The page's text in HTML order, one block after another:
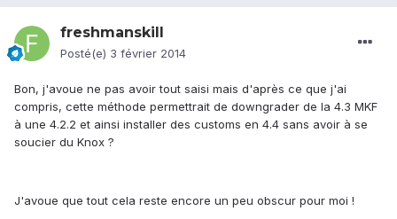
freshmanskill
Posté(e) 3 février 2014
Bon, j'avoue ne pas avoir tout saisi mais d'après ce que j'ai
compris, cette méthode permettrait de downgrader de la 4.3 MKF
à une 4.2.2 et ainsi installer des customs en 4.4 sans avoir à se
soucier du Knox ?
J'avoue que tout cela reste encore un peu obscur pour moi !